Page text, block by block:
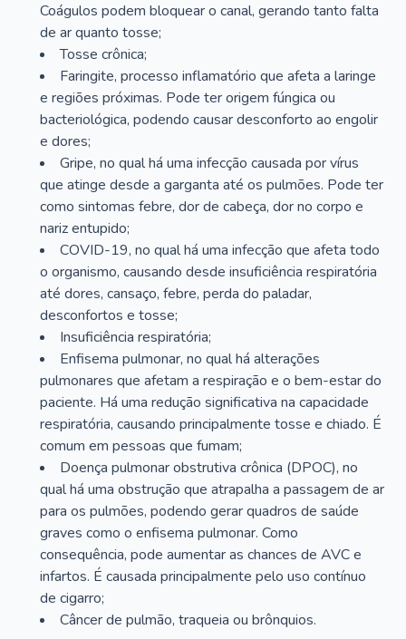
Coágulos podem bloquear o canal, gerando tanto falta
de ar quanto tosse;
Tosse crônica;
Faringite, processo inflamatório que afeta a laringe
e regiões próximas. Pode ter origem fúngica ou
bacteriológica, podendo causar desconforto ao engolir
e dores;
Gripe, no qual há uma infecção causada por vírus
que atinge desde a garganta até os pulmões. Pode ter
como sintomas febre, dor de cabeça, dor no corpo e
nariz entupido;
COVID-19, no qual há uma infecção que afeta todo
o organismo, causando desde insuficiência respiratória
até dores, cansaço, febre, perda do paladar,
desconfortos e tosse;
Insuficiência respiratória;
Enfisema pulmonar, no qual há alterações
pulmonares que afetam a respiração e o bem-estar do
paciente. Há uma redução significativa na capacidade
respiratória, causando principalmente tosse e chiado. É
comum em pessoas que fumam;
Doença pulmonar obstrutiva crônica (DPOC), no
qual há uma obstrução que atrapalha a passagem de ar
para os pulmões, podendo gerar quadros de saúde
graves como o enfisema pulmonar. Como
consequência, pode aumentar as chances de AVC e
infartos. É causada principalmente pelo uso contínuo
de cigarro;
Câncer de pulmão, traqueia ou brônquios.